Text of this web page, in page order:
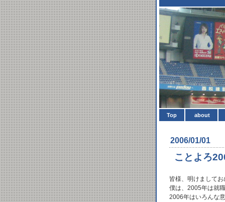
Top about
2006/01/01
ことよろ
皆様、明けまして
僕は、2005年は就
2006年はいろんな